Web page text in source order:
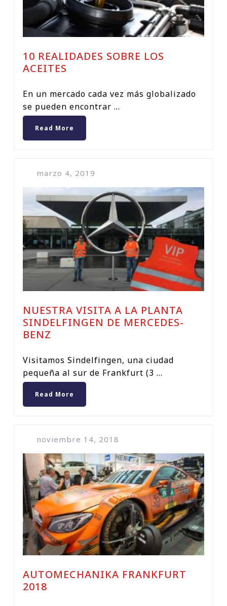
10 REALIDADES SOBRE LOS
ACEITES
En un mercado cada vez más globalizado
se pueden encontrar ...
Read More
marzo 4, 2019
NUESTRA VISITA A LA PLANTA
SINDELFINGEN DE MERCEDES-
BENZ
Visitamos Sindelfingen, una ciudad
pequeña al sur de Frankfurt (3 ...
Read More
noviembre 14, 2018
AUTOMECHANIKA FRANKFURT
2018